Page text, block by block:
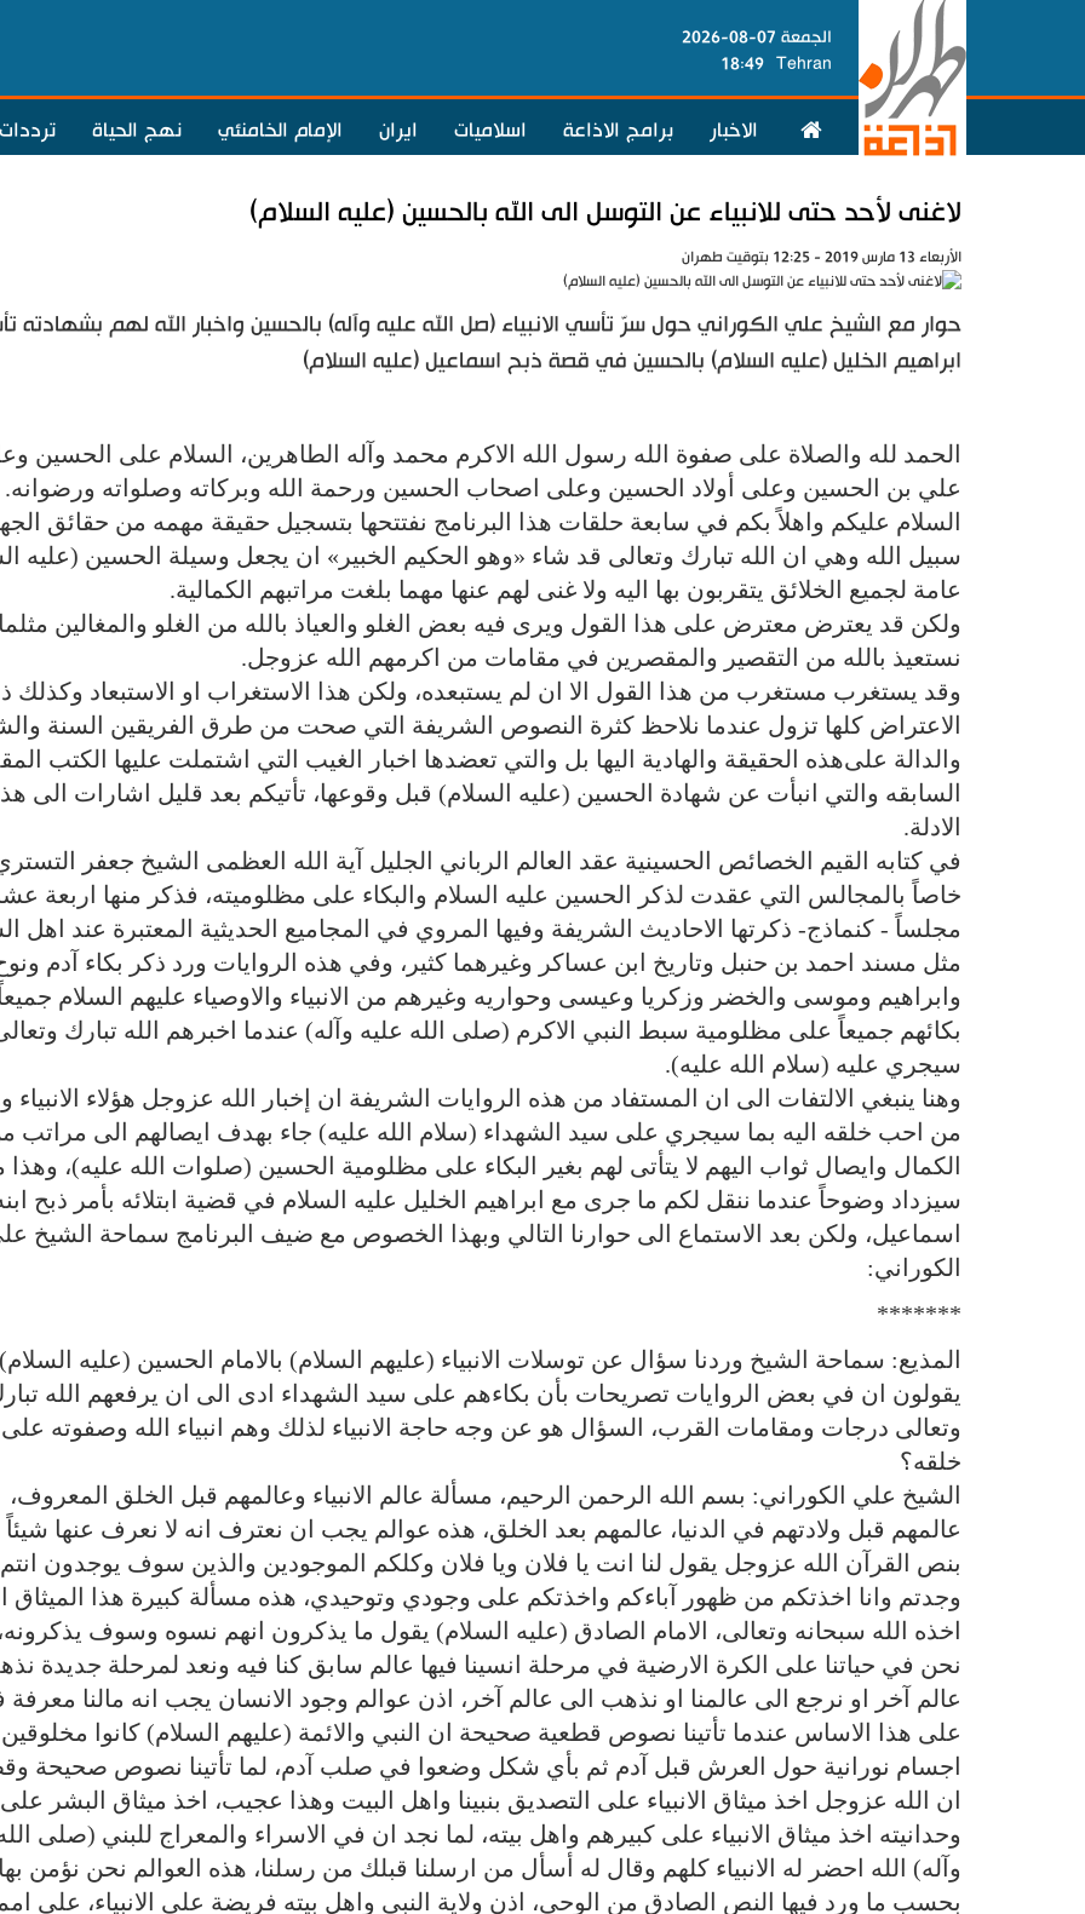
الجمعة 07-08-2026
Tehran
18:49
الاخبار برامج الاذاعة اسلاميات ايران الإمام الخامنئي نهج الحياة ترددات
لاغنى لأحد حتى للانبياء عن التوسل الى الله بالحسين (عليه السلام)
الأربعاء 13 مارس 2019 - 12:25 بتوقيت طهران
حوار مع الشيخ علي الكوراني حول سرّ تأسي الانبياء (صل الله عليه وآله) بالحسين واخبار الله لهم بشهادته
ابراهيم الخليل (عليه السلام) بالحسين في قصة ذبح اسماعيل (عليه السلام)
الحمد لله والصلاة على صفوة ‌الله رسول الله الاكرم محمد وآله الطاهرين، السلام على الحسين
علي بن الحسين وعلى أولاد الحسين وعلى اصحاب الحسين ورحمة الله وبركاته وصلواته ورضوانه.
السلام عليكم واهلاً بكم في سابعة حلقات هذا البرنامج نفتتحها بتسجيل حقيقة مهمه من حقائق
سبيل الله وهي ان الله تبارك وتعالى قد شاء «وهو الحكيم الخبير» ان يجعل وسيلة الحسين (عليه
عامة لجميع الخلائق يتقربون بها اليه ولا غنى لهم عنها مهما بلغت مراتبهم الكمالية.
ولكن قد يعترض معترض على هذا القول ويرى فيه بعض الغلو والعياذ بالله من الغلو والمغالين مثلما
نستعيذ بالله من التقصير والمقصرين في مقامات من اكرمهم الله عزوجل.
وقد يستغرب مستغرب من هذا القول الا ان لم يستبعده، ولكن هذا الاستغراب او الاستبعاد وكذلك
الاعتراض كلها تزول عندما نلاحظ كثرة النصوص الشريفة التي صحت من طرق الفريقين السنة
والدالة على‌هذه الحقيقة والهادية اليها بل والتي تعضدها اخبار الغيب التي اشتملت عليها الكتب
السابقه والتي انبأت عن شهادة الحسين (عليه السلام) قبل وقوعها، تأتيكم بعد قليل اشارات الى
الادلة.
في كتابه القيم الخصائص الحسينية عقد العالم الرباني الجليل آية الله العظمى الشيخ جعفر
خاصاً بالمجالس التي عقدت لذكر الحسين عليه السلام والبكاء على مظلوميته، فذكر منها اربعة
مجلساً - كنماذج- ذكرتها الاحاديث الشريفة وفيها المروي في المجاميع الحديثية المعتبرة‌ عند اهل
مثل مسند احمد بن حنبل وتاريخ ابن عساكر وغيرهما كثير، وفي هذه الروايات ورد ذكر بكاء آدم
وابراهيم وموسى والخضر وزكريا وعيسى وحواريه وغيرهم من الانبياء والاوصياء عليهم السلام جميعاً
بكائهم جميعاً على مظلومية سبط النبي الاكرم (صلى الله عليه وآله) عندما اخبرهم الله تبارك
سيجري عليه (سلام الله عليه).
وهنا ينبغي الالتفات الى ان المستفاد من هذه الروايات الشريفة ان إخبار الله عزوجل هؤلاء الانبياء
من احب خلقه اليه بما سيجري على سيد الشهداء (سلام الله عليه) جاء بهدف ايصالهم الى مراتب
الكمال وايصال ثواب اليهم لا يتأتى لهم بغير البكاء على مظلومية الحسين (صلوات الله عليه)، وهذا
سيزداد وضوحاً عندما ننقل لكم ما جرى مع ابراهيم الخليل عليه السلام في قضية ابتلائه بأمر ذبح
اسماعيل، ولكن بعد الاستماع الى حوارنا التالي وبهذا الخصوص مع ضيف البرنامج سماحة الشيخ
الكوراني:
*******
المذيع: سماحة الشيخ وردنا سؤال عن توسلات الانبياء (عليهم السلام) بالامام الحسين (عليه السلام)
يقولون ان في بعض الروايات تصريحات بأن بكاءهم على سيد الشهداء ادى الى ان يرفعهم الله
وتعالى درجات ومقامات القرب، السؤال هو عن وجه حاجة الانبياء لذلك وهم انبياء الله وصفوته على
خلقه؟
الشيخ علي الكوراني: بسم الله الرحمن الرحيم، مسألة عالم الانبياء وعالمهم قبل الخلق المعروف،
عالمهم قبل ولادتهم في الدنيا، عالمهم بعد الخلق، هذه عوالم يجب ان نعترف انه لا نعرف عنها شيئاً
بنص القرآن الله عزوجل يقول لنا انت يا فلان ويا فلان وكلكم الموجودين والذين سوف يوجدون انتم
وجدتم وانا اخذتكم من ظهور آباءكم واخذتكم على وجودي وتوحيدي، هذه مسألة كبيرة هذا الميثاق
اخذه الله سبحانه وتعالى، الامام الصادق (عليه السلام) يقول ما يذكرون انهم نسوه وسوف
نحن في حياتنا على الكرة الارضية في مرحلة انسينا فيها عالم سابق كنا فيه ونعد لمرحلة جديدة
عالم آخر او نرجع الى عالمنا او نذهب الى عالم آخر، اذن عوالم وجود الانسان يجب انه مالنا معرفة
على هذا الاساس عندما تأتينا نصوص قطعية صحيحة ان النبي والائمة (عليهم السلام) كانوا مخلوقين
اجسام نورانية حول العرش قبل آدم ثم بأي شكل وضعوا في صلب آدم، لما تأتينا نصوص صحيحة
ان الله عزوجل اخذ ميثاق الانبياء على التصديق بنبينا واهل البيت وهذا عجيب، اخذ ميثاق البشر على
وحدانيته اخذ ميثاق الانبياء على كبيرهم واهل بيته، لما نجد ان في الاسراء والمعراج للبني (صلى
وآله) الله احضر له الانبياء كلهم وقال له أسأل من ارسلنا قبلك من رسلنا، هذه العوالم نحن نؤمن بها
بحسب ما ورد فيها النص الصادق من الوحي، اذن ولاية النبي واهل بيته فريضة على الانبياء، على